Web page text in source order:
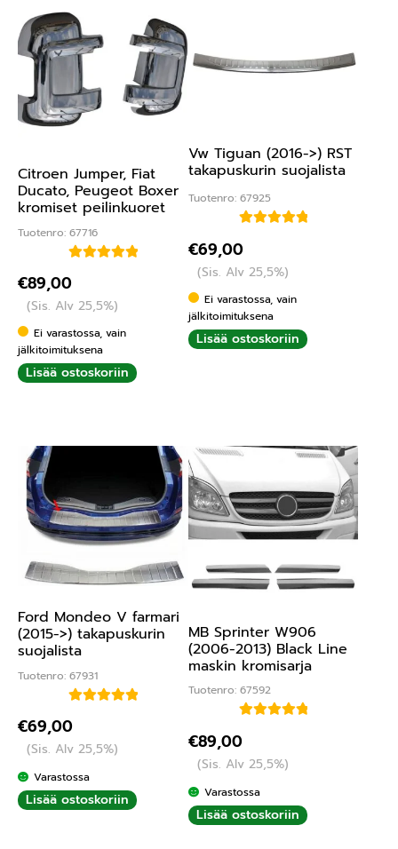
Citroen Jumper, Fiat
Ducato, Peugeot Boxer
kromiset peilinkuoret
Tuotenro: 67716
5.00/ 5
€89,00
(Sis. Alv 25,5%)
Ei varastossa, vain
jälkitoimituksena
Lisää ostoskoriin
Vw Tiguan (2016->) RST
takapuskurin suojalista
Tuotenro: 67925
5.00/ 5
€69,00
(Sis. Alv 25,5%)
Ei varastossa, vain
jälkitoimituksena
Lisää ostoskoriin
Ford Mondeo V farmari
(2015->) takapuskurin
suojalista
Tuotenro: 67931
5.00/ 5
€69,00
(Sis. Alv 25,5%)
Varastossa
Lisää ostoskoriin
MB Sprinter W906
(2006-2013) Black Line
maskin kromisarja
Tuotenro: 67592
5.00/ 5
€89,00
(Sis. Alv 25,5%)
Varastossa
Lisää ostoskoriin